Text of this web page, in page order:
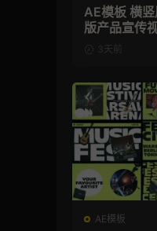
AE模板 横
版产品宣传
3天前
AE模板